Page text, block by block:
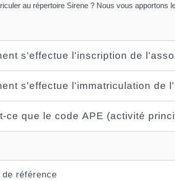
au répertoire Sirene ? Nous vous apportons
s'effectue l'inscription de
s'effectue l'immatriculation de
ce que le code APE (activité
de référence